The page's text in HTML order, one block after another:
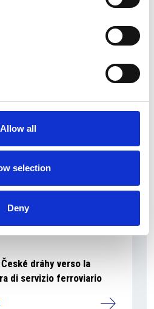
Allow all
selection
Deny
dráhy verso la
di servizio ferroviario